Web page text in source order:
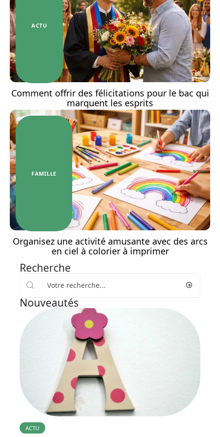
ACTU
Comment offrir des félicitations pour le bac qui
marquent les esprits
FAMILLE
Organisez une activité amusante avec des arcs
en ciel à colorier à imprimer
Recherche
Nouveautés
ACTU